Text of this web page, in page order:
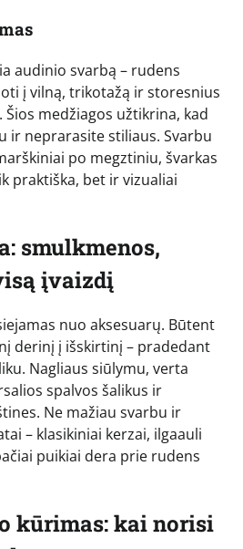
audinio svarbą – rudens
į vilną, trikotažą ir storesnius
medžiagos užtikrina, kad
ir neprarasite stiliaus. Svarbu
po megztiniu, švarkas
praktiška, bet ir vizualiai
smulkmenos,
įvaizdį
nuo aksesuarų. Būtent
derinį į išskirtinį – pradedant
Nagliaus siūlymu, verta
spalvos šalikus ir
Ne mažiau svarbu ir
– klasikiniai kerzai, ilgaauli
puikiai dera prie rudens
kūrimas: kai norisi